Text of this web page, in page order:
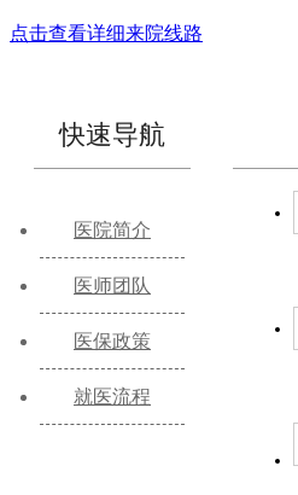
点击查看详细来院线路
快速导航
医院简介
医师团队
医保政策
就医流程